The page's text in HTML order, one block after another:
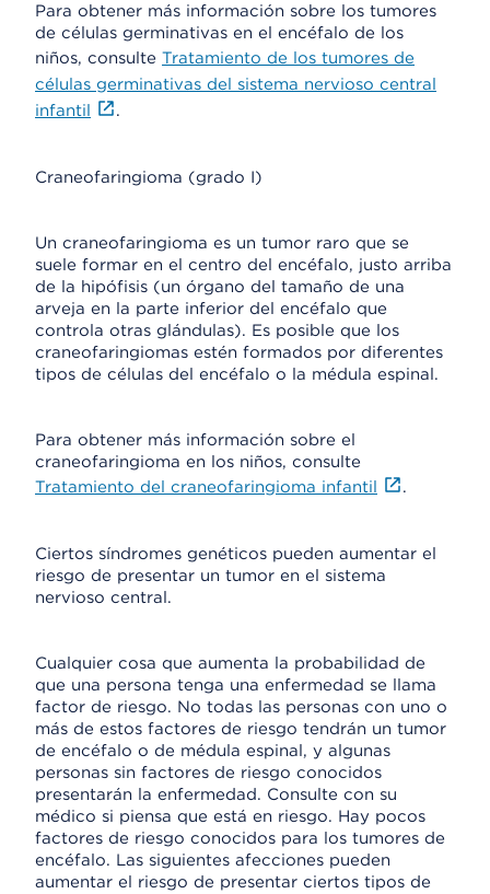
Para obtener más información sobre los tumores
de células germinativas en el encéfalo de los
niños, consulte Tratamiento de los tumores de
células germinativas del sistema nervioso central
infantil
.
Craneofaringioma (grado I)
Un craneofaringioma es un tumor raro que se
suele formar en el centro del encéfalo, justo arriba
de la hipófisis (un órgano del tamaño de una
arveja en la parte inferior del encéfalo que
controla otras glándulas). Es posible que los
craneofaringiomas estén formados por diferentes
tipos de células del encéfalo o la médula espinal.
Para obtener más información sobre el
craneofaringioma en los niños, consulte
Tratamiento del craneofaringioma infantil
.
Ciertos síndromes genéticos pueden aumentar el
riesgo de presentar un tumor en el sistema
nervioso central.
Cualquier cosa que aumenta la probabilidad de
que una persona tenga una enfermedad se llama
factor de riesgo. No todas las personas con uno o
más de estos factores de riesgo tendrán un tumor
de encéfalo o de médula espinal, y algunas
personas sin factores de riesgo conocidos
presentarán la enfermedad. Consulte con su
médico si piensa que está en riesgo. Hay pocos
factores de riesgo conocidos para los tumores de
encéfalo. Las siguientes afecciones pueden
aumentar el riesgo de presentar ciertos tipos de